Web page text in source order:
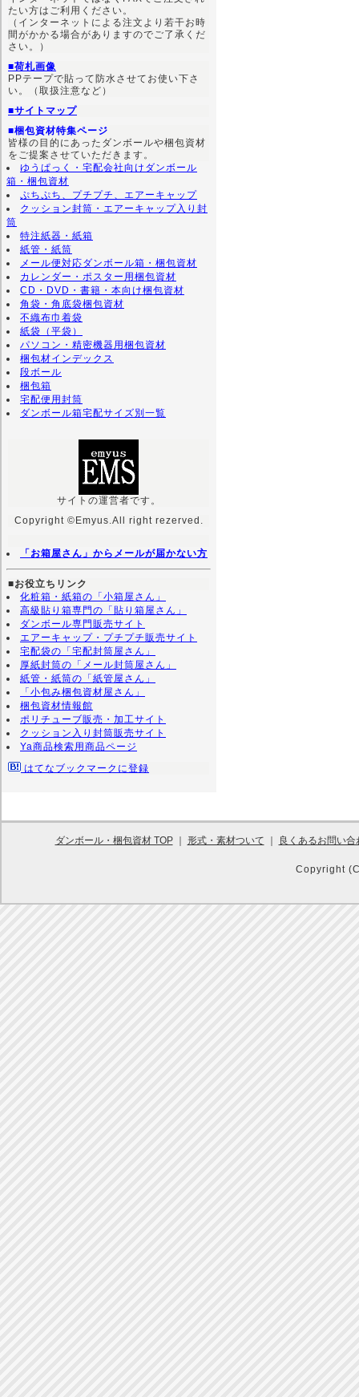
たい方はご利用ください。
（インターネットによる注文より若干お時
間がかかる場合がありますのでご了承くだ
さい。）
■荷札画像
PPテープで貼って防水させてお使い下さ
い。（取扱注意など）
■サイトマップ
■梱包資材特集ページ
皆様の目的にあったダンボールや梱包資材
をご提案させていただきます。
ゆうぱっく・宅配会社向けダンボール
箱・梱包資材
ぷちぷち、プチプチ、エアーキャップ
クッション封筒・エアーキャップ入り封
筒
特注紙器・紙箱
紙管・紙筒
メール便対応ダンボール箱・梱包資材
カレンダー・ポスター用梱包資材
CD・DVD・書籍・本向け梱包資材
角袋・角底袋梱包資材
不織布巾着袋
紙袋（平袋）
パソコン・精密機器用梱包資材
梱包材インデックス
段ボール
梱包箱
宅配便用封筒
ダンボール箱宅配サイズ別一覧
サイトの運営者です。
Copyright ©Emyus.All right rezerved.
「お箱屋さん」からメールが届かない方
■お役立ちリンク
化粧箱・紙箱の「小箱屋さん」
高級貼り箱専門の「貼り箱屋さん」
ダンボール専門販売サイト
エアーキャップ・プチプチ販売サイト
宅配袋の「宅配封筒屋さん」
厚紙封筒の「メール封筒屋さん」
紙管・紙筒の「紙管屋さん」
「小包み梱包資材屋さん」
梱包資材情報館
ポリチューブ販売・加工サイト
クッション入り封筒販売サイト
Ya商品検索用商品ページ
はてなブックマークに登録
ダンボール・梱包資材 TOP｜ 形式・素材ついて 良くあるお問い合
Copyright